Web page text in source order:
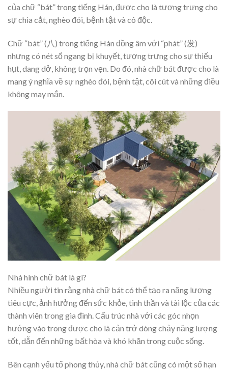
của chữ “bát” trong tiếng Hán, được cho là tượng trưng cho
sự chia cắt, nghèo đói, bệnh tật và cô độc.
Chữ “bát” (八) trong tiếng Hán đồng âm với “phát” (发)
nhưng có nét sổ ngang bị khuyết, tượng trưng cho sự thiếu
hụt, dang dở, không trọn vẹn. Do đó, nhà chữ bát được cho là
mang ý nghĩa về sự nghèo đói, bệnh tật, côi cút và những điều
không may mắn.
Nhà hình chữ bát là gì?
Nhiều người tin rằng nhà chữ bát có thể tạo ra năng lượng
tiêu cực, ảnh hưởng đến sức khỏe, tinh thần và tài lộc của các
thành viên trong gia đình. Cấu trúc nhà với các góc nhọn
hướng vào trong được cho là cản trở dòng chảy năng lượng
tốt, dẫn đến những bất hòa và khó khăn trong cuộc sống.
Bên cạnh yếu tố phong thủy, nhà chữ bát cũng có một số hạn